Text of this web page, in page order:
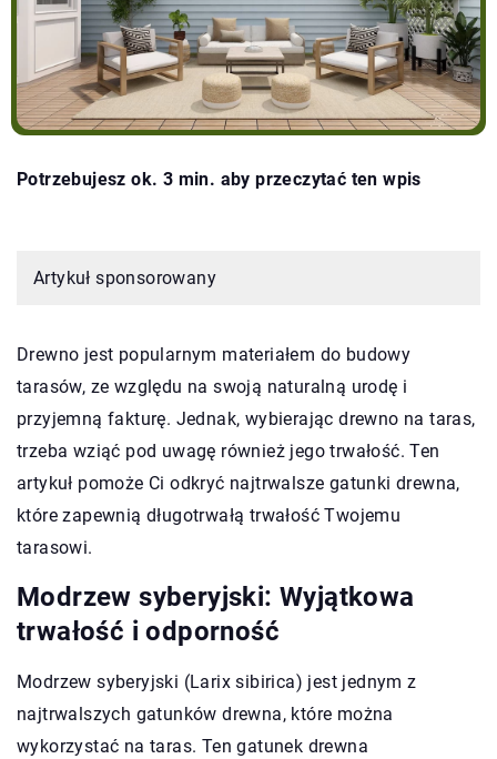
Potrzebujesz ok. 3 min. aby przeczytać ten wpis
Artykuł sponsorowany
Drewno jest popularnym materiałem do budowy
tarasów, ze względu na swoją naturalną urodę i
przyjemną fakturę. Jednak, wybierając drewno na taras,
trzeba wziąć pod uwagę również jego trwałość. Ten
artykuł pomoże Ci odkryć najtrwalsze gatunki drewna,
które zapewnią długotrwałą trwałość Twojemu
tarasowi.
Modrzew syberyjski: Wyjątkowa
trwałość i odporność
Modrzew syberyjski (Larix sibirica) jest jednym z
najtrwalszych gatunków drewna, które można
wykorzystać na taras. Ten gatunek drewna